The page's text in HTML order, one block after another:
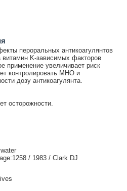
пероральных антикоагулянтов
витамин K-зависимых факторов
применение увеличивает риск
контролировать МНО и
дозу антикоагулянта.
осторожности.
/ 1983 / Clark DJ